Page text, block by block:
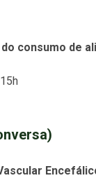
consumo de